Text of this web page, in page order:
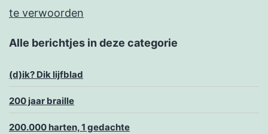
te verwoorden
Alle berichtjes in deze categorie
(d)ik? Dik lijfblad
200 jaar braille
200.000 harten, 1 gedachte